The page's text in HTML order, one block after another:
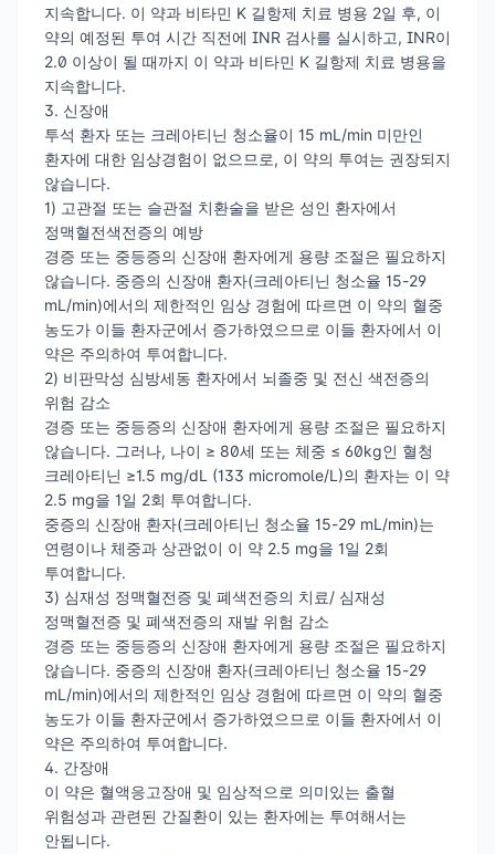
지속합니다. 이 약과 비타민 K 길항제 치료 병용 2일 후, 이
약의 예정된 투여 시간 직전에 INR 검사를 실시하고, INR이
2.0 이상이 될 때까지 이 약과 비타민 K 길항제 치료 병용을
지속합니다.
3. 신장애
투석 환자 또는 크레아티닌 청소율이 15 mL/min 미만인
환자에 대한 임상경험이 없으므로, 이 약의 투여는 권장되지
않습니다.
1) 고관절 또는 슬관절 치환술을 받은 성인 환자에서
정맥혈전색전증의 예방
경증 또는 중등증의 신장애 환자에게 용량 조절은 필요하지
않습니다. 중증의 신장애 환자(크레아티닌 청소율 15-29
mL/min)에서의 제한적인 임상 경험에 따르면 이 약의 혈중
농도가 이들 환자군에서 증가하였으므로 이들 환자에서 이
약은 주의하여 투여합니다.
2) 비판막성 심방세동 환자에서 뇌졸중 및 전신 색전증의
위험 감소
경증 또는 중등증의 신장애 환자에게 용량 조절은 필요하지
않습니다. 그러나, 나이 ≥ 80세 또는 체중 ≤ 60kg인 혈청
크레아티닌 ≥1.5 mg/dL (133 micromole/L)의 환자는 이 약
2.5 mg을 1일 2회 투여합니다.
중증의 신장애 환자(크레아티닌 청소율 15-29 mL/min)는
연령이나 체중과 상관없이 이 약 2.5 mg을 1일 2회
투여합니다.
3) 심재성 정맥혈전증 및 폐색전증의 치료/ 심재성
정맥혈전증 및 폐색전증의 재발 위험 감소
경증 또는 중등증의 신장애 환자에게 용량 조절은 필요하지
않습니다. 중증의 신장애 환자(크레아티닌 청소율 15-29
mL/min)에서의 제한적인 임상 경험에 따르면 이 약의 혈중
농도가 이들 환자군에서 증가하였으므로 이들 환자에서 이
약은 주의하여 투여합니다.
4. 간장애
이 약은 혈액응고장애 및 임상적으로 의미있는 출혈
위험성과 관련된 간질환이 있는 환자에는 투여해서는
안됩니다.